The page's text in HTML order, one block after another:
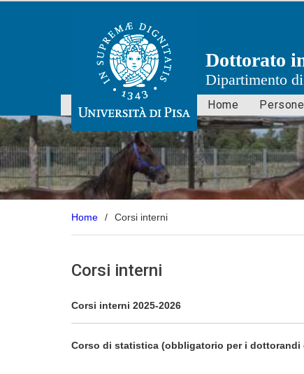
Dottorato
Dipartimento
Home Persone
Home Corsi interni
Corsi interni
Corsi interni 2025-2026
Corso di statistica (obbligatorio per i dottorandi